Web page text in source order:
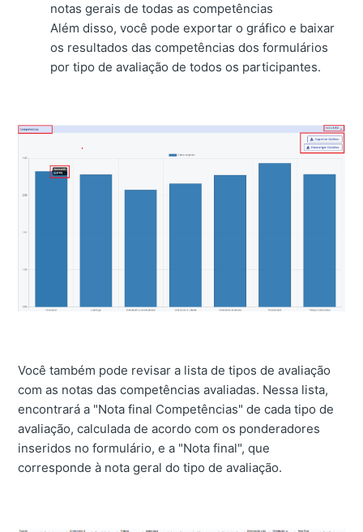
notas gerais de todas as competências
Além disso, você pode exportar o gráfico e baixar
os resultados das competências dos formulários
por tipo de avaliação de todos os participantes.
Você também pode revisar a lista de tipos de avaliação
com as notas das competências avaliadas. Nessa lista,
encontrará a "Nota final Competências" de cada tipo de
avaliação, calculada de acordo com os ponderadores
inseridos no formulário, e a "Nota final", que
corresponde à nota geral do tipo de avaliação.